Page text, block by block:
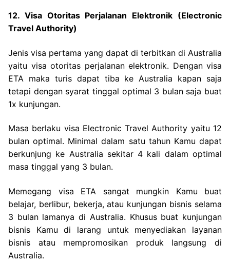
12. Visa Otoritas Perjalanan Elektronik (Electronic
Travel Authority)
Jenis visa pertama yang dapat di terbitkan di Australia
yaitu visa otoritas perjalanan elektronik. Dengan visa
ETA maka turis dapat tiba ke Australia kapan saja
tetapi dengan syarat tinggal optimal 3 bulan saja buat
1x kunjungan.
Masa berlaku visa Electronic Travel Authority yaitu 12
bulan optimal. Minimal dalam satu tahun Kamu dapat
berkunjung ke Australia sekitar 4 kali dalam optimal
masa tinggal yang 3 bulan.
Memegang visa ETA sangat mungkin Kamu buat
belajar, berlibur, bekerja, atau kunjungan bisnis selama
3 bulan lamanya di Australia. Khusus buat kunjungan
bisnis Kamu di larang untuk menyediakan layanan
bisnis atau mempromosikan produk langsung di
Australia.